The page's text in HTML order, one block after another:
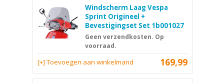
Windscherm Laag Vespa
Sprint Origineel +
Bevestigingset Set 1b001027
Geen verzendkosten. Op
voorraad.
169,99
[+] Toevoegen aan winkelmand